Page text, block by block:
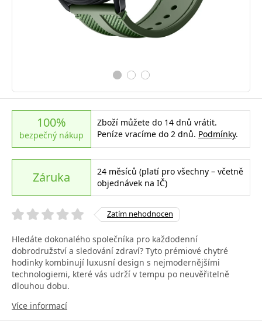
100%
bezpečný nákup
Zboží můžete do 14 dnů vrátit.
Peníze vracíme do 2 dnů. Podmínky.
Záruka
24 měsíců (platí pro všechny – včetně
objednávek na IČ)
Zatím nehodnocen
Hledáte dokonalého společníka pro každodenní
dobrodružství a sledování zdraví? Tyto prémiové chytré
hodinky kombinují luxusní design s nejmodernějšími
technologiemi, které vás udrží v tempu po neuvěřitelně
dlouhou dobu.
Více informací